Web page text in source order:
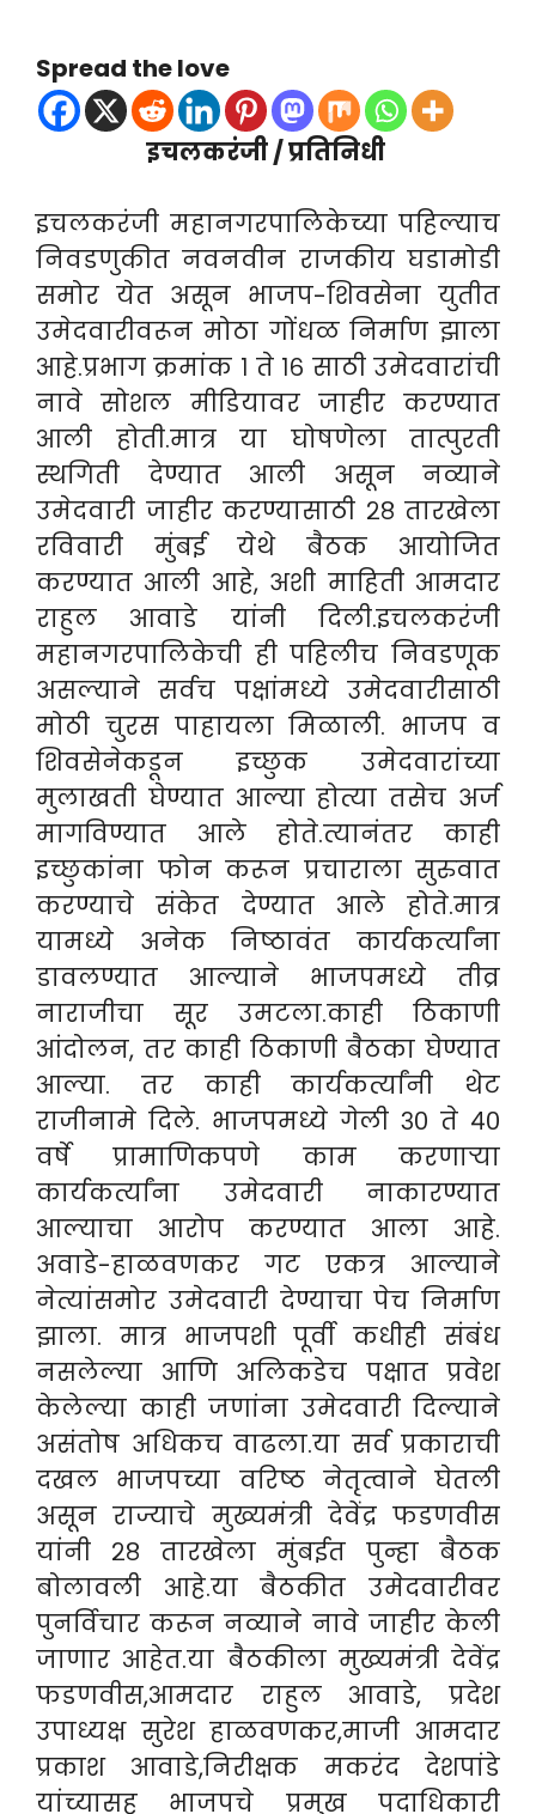
Spread the love
इचलकरंजी / प्रतिनिधी
इचलकरंजी महानगरपालिकेच्या पहिल्याच
निवडणुकीत नवनवीन राजकीय घडामोडी
समोर येत असून भाजप-शिवसेना युतीत
उमेदवारीवरून मोठा गोंधळ निर्माण झाला
आहे.प्रभाग क्रमांक १ ते १६ साठी उमेदवारांची
नावे सोशल मीडियावर जाहीर करण्यात
आली होती.मात्र या घोषणेला तात्पुरती
स्थगिती देण्यात आली असून नव्याने
उमेदवारी जाहीर करण्यासाठी २८ तारखेला
रविवारी मुंबई येथे बैठक आयोजित
करण्यात आली आहे, अशी माहिती आमदार
राहुल आवाडे यांनी दिली.इचलकरंजी
महानगरपालिकेची ही पहिलीच निवडणूक
असल्याने सर्वच पक्षांमध्ये उमेदवारीसाठी
मोठी चुरस पाहायला मिळाली. भाजप व
शिवसेनेकडून इच्छुक उमेदवारांच्या
मुलाखती घेण्यात आल्या होत्या तसेच अर्ज
मागविण्यात आले होते.त्यानंतर काही
इच्छुकांना फोन करून प्रचाराला सुरुवात
करण्याचे संकेत देण्यात आले होते.मात्र
यामध्ये अनेक निष्ठावंत कार्यकर्त्यांना
डावलण्यात आल्याने भाजपमध्ये तीव्र
नाराजीचा सूर उमटला.काही ठिकाणी
आंदोलन, तर काही ठिकाणी बैठका घेण्यात
आल्या. तर काही कार्यकर्त्यांनी थेट
राजीनामे दिले. भाजपमध्ये गेली ३० ते ४०
वर्षे प्रामाणिकपणे काम करणाऱ्या
कार्यकर्त्यांना उमेदवारी नाकारण्यात
आल्याचा आरोप करण्यात आला आहे.
अवाडे-हाळवणकर गट एकत्र आल्याने
नेत्यांसमोर उमेदवारी देण्याचा पेच निर्माण
झाला. मात्र भाजपशी पूर्वी कधीही संबंध
नसलेल्या आणि अलिकडेच पक्षात प्रवेश
केलेल्या काही जणांना उमेदवारी दिल्याने
असंतोष अधिकच वाढला.या सर्व प्रकाराची
दखल भाजपच्या वरिष्ठ नेतृत्वाने घेतली
असून राज्याचे मुख्यमंत्री देवेंद्र फडणवीस
यांनी २८ तारखेला मुंबईत पुन्हा बैठक
बोलावली आहे.या बैठकीत उमेदवारीवर
पुनर्विचार करून नव्याने नावे जाहीर केली
जाणार आहेत.या बैठकीला मुख्यमंत्री देवेंद्र
फडणवीस,आमदार राहुल आवाडे, प्रदेश
उपाध्यक्ष सुरेश हाळवणकर,माजी आमदार
प्रकाश आवाडे,निरीक्षक मकरंद देशपांडे
यांच्यासह भाजपचे प्रमुख पदाधिकारी